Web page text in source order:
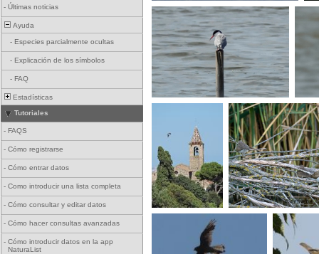
- Últimas noticias
Ayuda
- Especies parcialmente ocultas
- Explicación de los símbolos
- FAQ
Estadísticas
Tutoriales
- FAQS
- Cómo registrarse
- Cómo entrar datos
- Como introducir una lista completa
- Cómo consultar y editar datos
- Cómo hacer consultas avanzadas
- Cómo introducir datos en la app
NaturaList